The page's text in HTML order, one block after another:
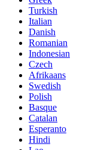
Turkish
Italian
Danish
Romanian
Indonesian
Czech
Afrikaans
Swedish
Polish
Basque
Catalan
Esperanto
Hindi